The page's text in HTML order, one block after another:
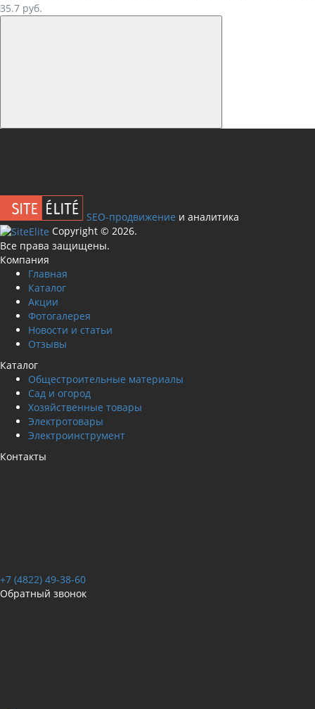
35.7 руб.
SEO-продвижение и аналитика
Сopyright © 2026.
Все права защищены.
Компания
Главная
Каталог
Акции
Фотогалерея
Новости и статьи
Отзывы
Каталог
Общестроительные материалы
Сад и огород
Хозяйственные товары
Электротовары
Электроинструмент
Контакты
+7 (4822) 49-38-60
Обратный звонок